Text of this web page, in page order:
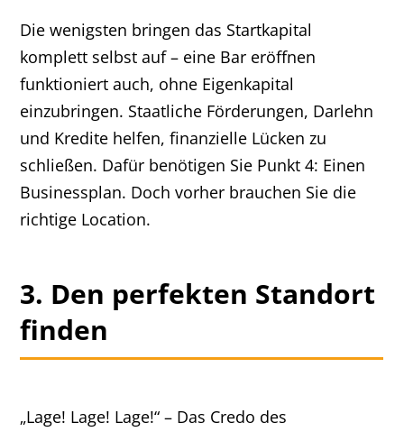
Die wenigsten bringen das Startkapital
komplett selbst auf – eine Bar eröffnen
funktioniert auch, ohne Eigenkapital
einzubringen. Staatliche Förderungen, Darlehn
und Kredite helfen, finanzielle Lücken zu
schließen. Dafür benötigen Sie Punkt 4: Einen
Businessplan. Doch vorher brauchen Sie die
richtige Location.
3. Den perfekten Standort
finden
„Lage! Lage! Lage!“ – Das Credo des